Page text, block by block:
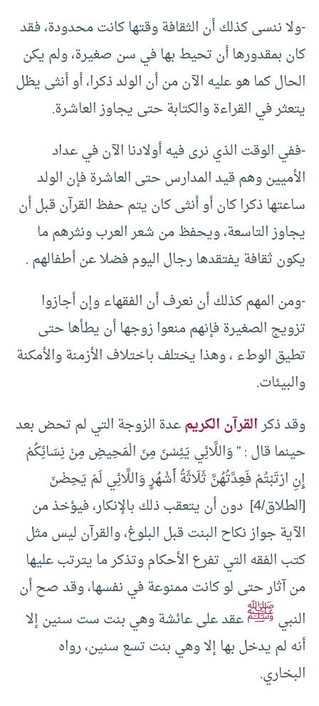
-ولا ننسى كذلك أن الثقافة وقتها كانت محدودة، فقد
كان بمقدورها أن تحيط بها في سن صغيرة، ولم يكن
الحال كما هو عليه الآن من أن الولد ذكرا، أو أنثى يظل
يتعثر في القراءة والكتابة حتى يجاوز العاشرة.
-ففي الوقت الذي نرى فيه أولادنا الآن في عداد
الأميين وهم قيد المدارس حتى العاشرة فإن الولد
ساعتها ذكرا كان أو أنثى كان يتم حفظ القرآن قبل أن
يجاوز التاسعة، ويحفظ من شعر العرب ونثرهم ما
يكون ثقافة يفتقدها رجال اليوم فضلا عن أطفالهم .
-ومن المهم كذلك أن نعرف أن الفقهاء وإن أجازوا
تزويج الصغيرة فإنهم منعوا زوجها أن يطأها حتى
تطيق الوطء ، وهذا يختلف باختلاف الأزمنة والأمكنة
والبيئات.
وقد ذكرالقرآن الكريمعدة الزوجة التي لم تحض بعد
حينما قال : ” وَاللَّائِي يَئِسْنَ مِنَ الْمَحِيضِ مِنْ نِسَائِكُمْ
إِنِ ارْتَبْتُمْ فَعِدَّتُهُنَّ ثَلَاثَةُ أَشْهُرٍ وَاللَّائِي لَمْ يَحِضْنَ
[الطلاق/4] دون أن يتعقب ذلك بالإنكار، فيؤخذ من
الآية جواز نكاح البنت قبل البلوغ، والقرآن ليس مثل
كتب الفقه التي تفرع الأحكام وتذكر ما يترتب عليها
من آثار حتى لو كانت ممنوعة في نفسها، وقد صح أن
النبيﷺعقد على عائشة وهي بنت ست سنين إلا
أنه لم يدخل بها إلا وهي بنت تسع سنين، رواه
البخاري.